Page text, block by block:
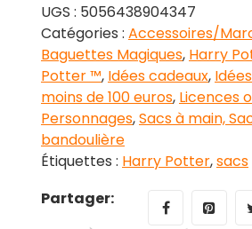
UGS : 5056438904347
Catégories : Accessoires/
Baguettes Magiques, Harry
Potter ™, Idées cadeaux,
moins de 100 euros, Licences
Personnages,Sacs à main,
bandoulière
Étiquettes : Harry Potter,sacs
Partager: